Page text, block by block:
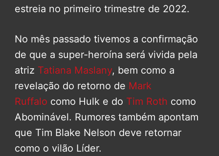
estreia no primeiro trimestre de 2022.
No mês passado tivemos a confirmação
de que a super-heroína será vivida pela
atriz Tatiana Maslany, bem como a
revelação do retorno de Mark
Ruffalo como Hulk e do Tim Roth como
Abominável. Rumores também apontam
que Tim Blake Nelson deve retornar
como o vilão Líder.